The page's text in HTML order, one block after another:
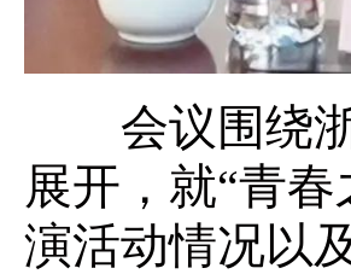
会议围绕浙
展开，就“青
演活动情况以